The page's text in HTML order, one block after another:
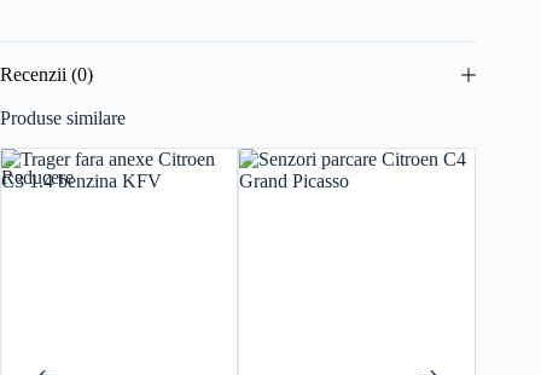
Recenzii (0)
Produse similare
Reducere